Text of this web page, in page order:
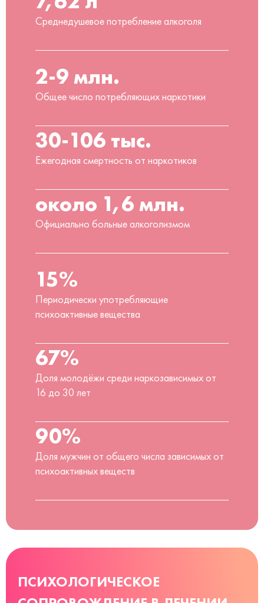
Среднедушевое потребление алкоголя
2-9 млн.
Общее число потребляющих наркотики
30-106 тыс.
Ежегодная смертность от наркотиков
около 1,6 млн.
Официально больные алкоголизмом
15%
Периодически употребляющие
психоактивные вещества
67%
Доля молодёжи среди наркозависимых от
16 до 30 лет
90%
Доля мужчин от общего числа зависимых от
психоактивных веществ
ПСИХОЛОГИЧЕСКОЕ